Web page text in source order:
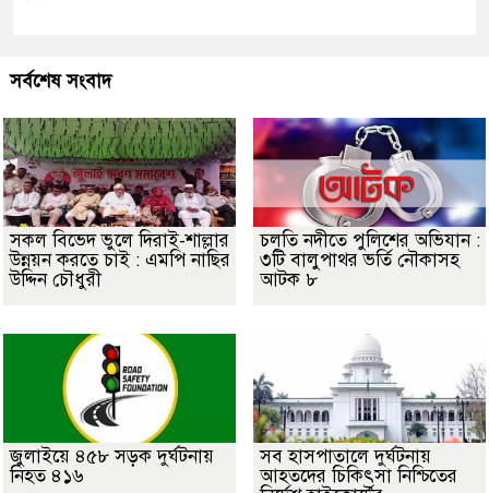
সর্বশেষ সংবাদ
সকল বিভেদ ভুলে দিরাই-শাল্লার
উন্নয়ন করতে চাই : এমপি নাছির
উদ্দিন চৌধুরী
চলতি নদীতে পুলিশের অভিযান :
৩টি বালুপাথর ভর্তি নৌকাসহ
আটক ৮
জুলাইয়ে ৪৫৮ সড়ক দুর্ঘটনায়
নিহত ৪১৬
সব হাসপাতালে দুর্ঘটনায়
আহতদের চিকিৎসা নিশ্চিতের